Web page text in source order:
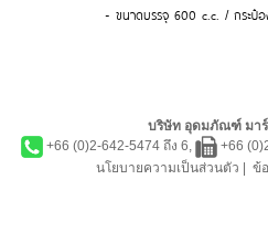
- ขนาดบรรจุ 600 c.c. / กระป๋อ
บริษัท อุดมภัณฑ์ มาร์
+66 (0)2-642-5474 ถึง 6,
+66
นโยบายความเป็นส่วนตัว
ข้